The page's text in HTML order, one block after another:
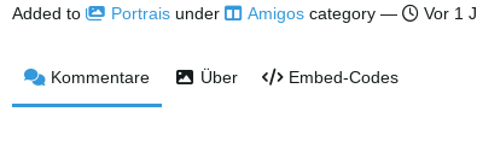
Added to
Portrais under Amigos category — Vor 1
Kommentare Über Embed-Codes